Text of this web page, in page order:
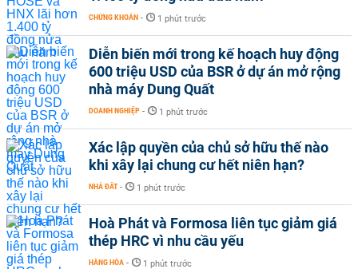
CHỨNG KHOÁN - 1 phút trước
Diễn biến mới trong kế hoạch huy động
600 triệu USD của BSR ở dự án mở rộng
nhà máy Dung Quất
DOANH NGHIỆP - 1 phút trước
Xác lập quyền của chủ sở hữu thế nào
khi xây lại chung cư hết niên hạn?
NHÀ ĐẤT - 1 phút trước
Hoà Phát và Formosa liên tục giảm giá
thép HRC vì nhu cầu yếu
HÀNG HÓA - 1 phút trước